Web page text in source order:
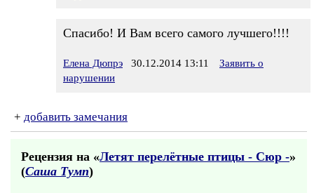
Спасибо! И Вам всего самого лучшего!!!!
Елена Дюпрэ 30.12.2014 13:11
Заявить о
нарушении
+ добавить замечания
Рецензия на «Летят перелётные птицы - Сюр -»
(Саша Тумп)